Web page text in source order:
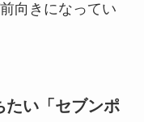
向きになってい
い「 セブンポ